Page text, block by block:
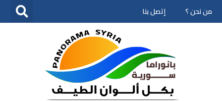
تخطى
من نحن ؟ إتصل بنا